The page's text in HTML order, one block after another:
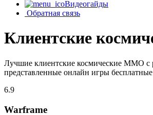
Видеогайды
Обратная связь
Клиентские
Лучшие клиентские космические MMO
представленные онлайн игры
6.9
Warframe